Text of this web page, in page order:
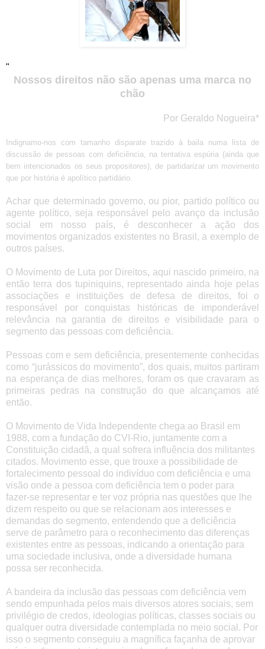
"
Nossos direitos não são apenas uma marca no
chão
Por Geraldo Nogueira*
Indignamo-nos com tamanho disparate trazido à baila numa lista de
discussão de pessoas com deficiência, na tentativa espúria (ainda que
bem intencionados os seus propositores), de partidarizar um movimento
que por história é apolítico partidário.
Achar que determinado governo, ou pior, partido político ou
agente político, seja responsável pelo avanço da inclusão
social em nosso país, é desconhecer a ação dos
movimentos organizados existentes no Brasil, a exemplo de
outros países.
O Movimento de Luta por Direitos, aqui nascido primeiro, na
então terra dos tupiniquins, representado ainda hoje pelas
associações e instituições de defesa de direitos, foi o
responsável por conquistas históricas de imponderável
relevância na garantia de direitos e visibilidade para o
segmento das pessoas com deficiência.
Pessoas com e sem deficiência, presentemente conhecidas
como “jurássicos do movimento”, dos quais, muitos partiram
na esperança de dias melhores, foram os que cravaram as
primeiras pedras na construção do que alcançamos até
então.
O Movimento de Vida Independente chega ao Brasil em
1988, com a fundação do CVI-Rio, juntamente com a
Constituição cidadã, a qual sofrera influência dos militantes
citados. Movimento esse, que trouxe a possibilidade de
fortalecimento pessoal do indivíduo com deficiência e uma
visão onde a pessoa com deficiência tem o poder para
fazer-se representar e ter voz própria nas questões que lhe
dizem respeito ou que se relacionam aos interesses e
demandas do segmento, entendendo que a deficiência
serve de parâmetro para o reconhecimento das diferenças
existentes entre as pessoas, indicando a orientação para
uma sociedade inclusiva, onde a diversidade humana
possa ser reconhecida.
A bandeira da inclusão das pessoas com deficiência vem
sendo empunhada pelos mais diversos atores sociais, sem
privilégio de credos, ideologias políticas, classes sociais ou
qualquer outra diversidade contemplada no meio social. Por
isso o segmento conseguiu a magnífica façanha de aprovar